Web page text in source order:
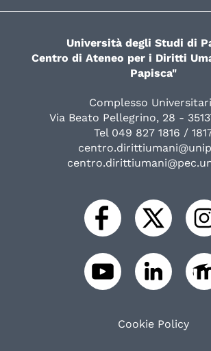
Università degli Studi di
Centro di Ateneo per i Diritti
Papisca"
Complesso
Via Beato Pellegrino, 28 -
Tel 049 827 1816 /
Cookie Policy